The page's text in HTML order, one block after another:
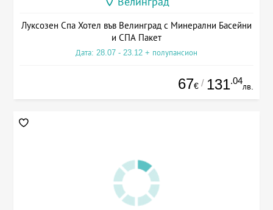
Луксозен Спа Хотел във Велинград с Минерални Басейни
и СПА Пакет
Дата: 28.07 - 23.12 + полупансион
67€ / 131.04
лв.